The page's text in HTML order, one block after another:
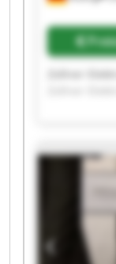
Zollner
Zollner
Zollner
Zollner
Zollner
Zollner
Zollner